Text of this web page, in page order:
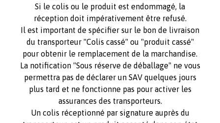
Si le colis ou le produit est endommagé, la
réception doit impérativement être refusé.
Il est important de spécifier sur le bon de livraison
du transporteur "Colis cassé" ou "produit cassé"
pour obtenir le remplacement de la marchandise.
La notification "Sous réserve de déballage" ne vous
permettra pas de déclarer un SAV quelques jours
plus tard et ne fonctionne pas pour activer les
assurances des transporteurs.
Un colis réceptionné par signature auprès du